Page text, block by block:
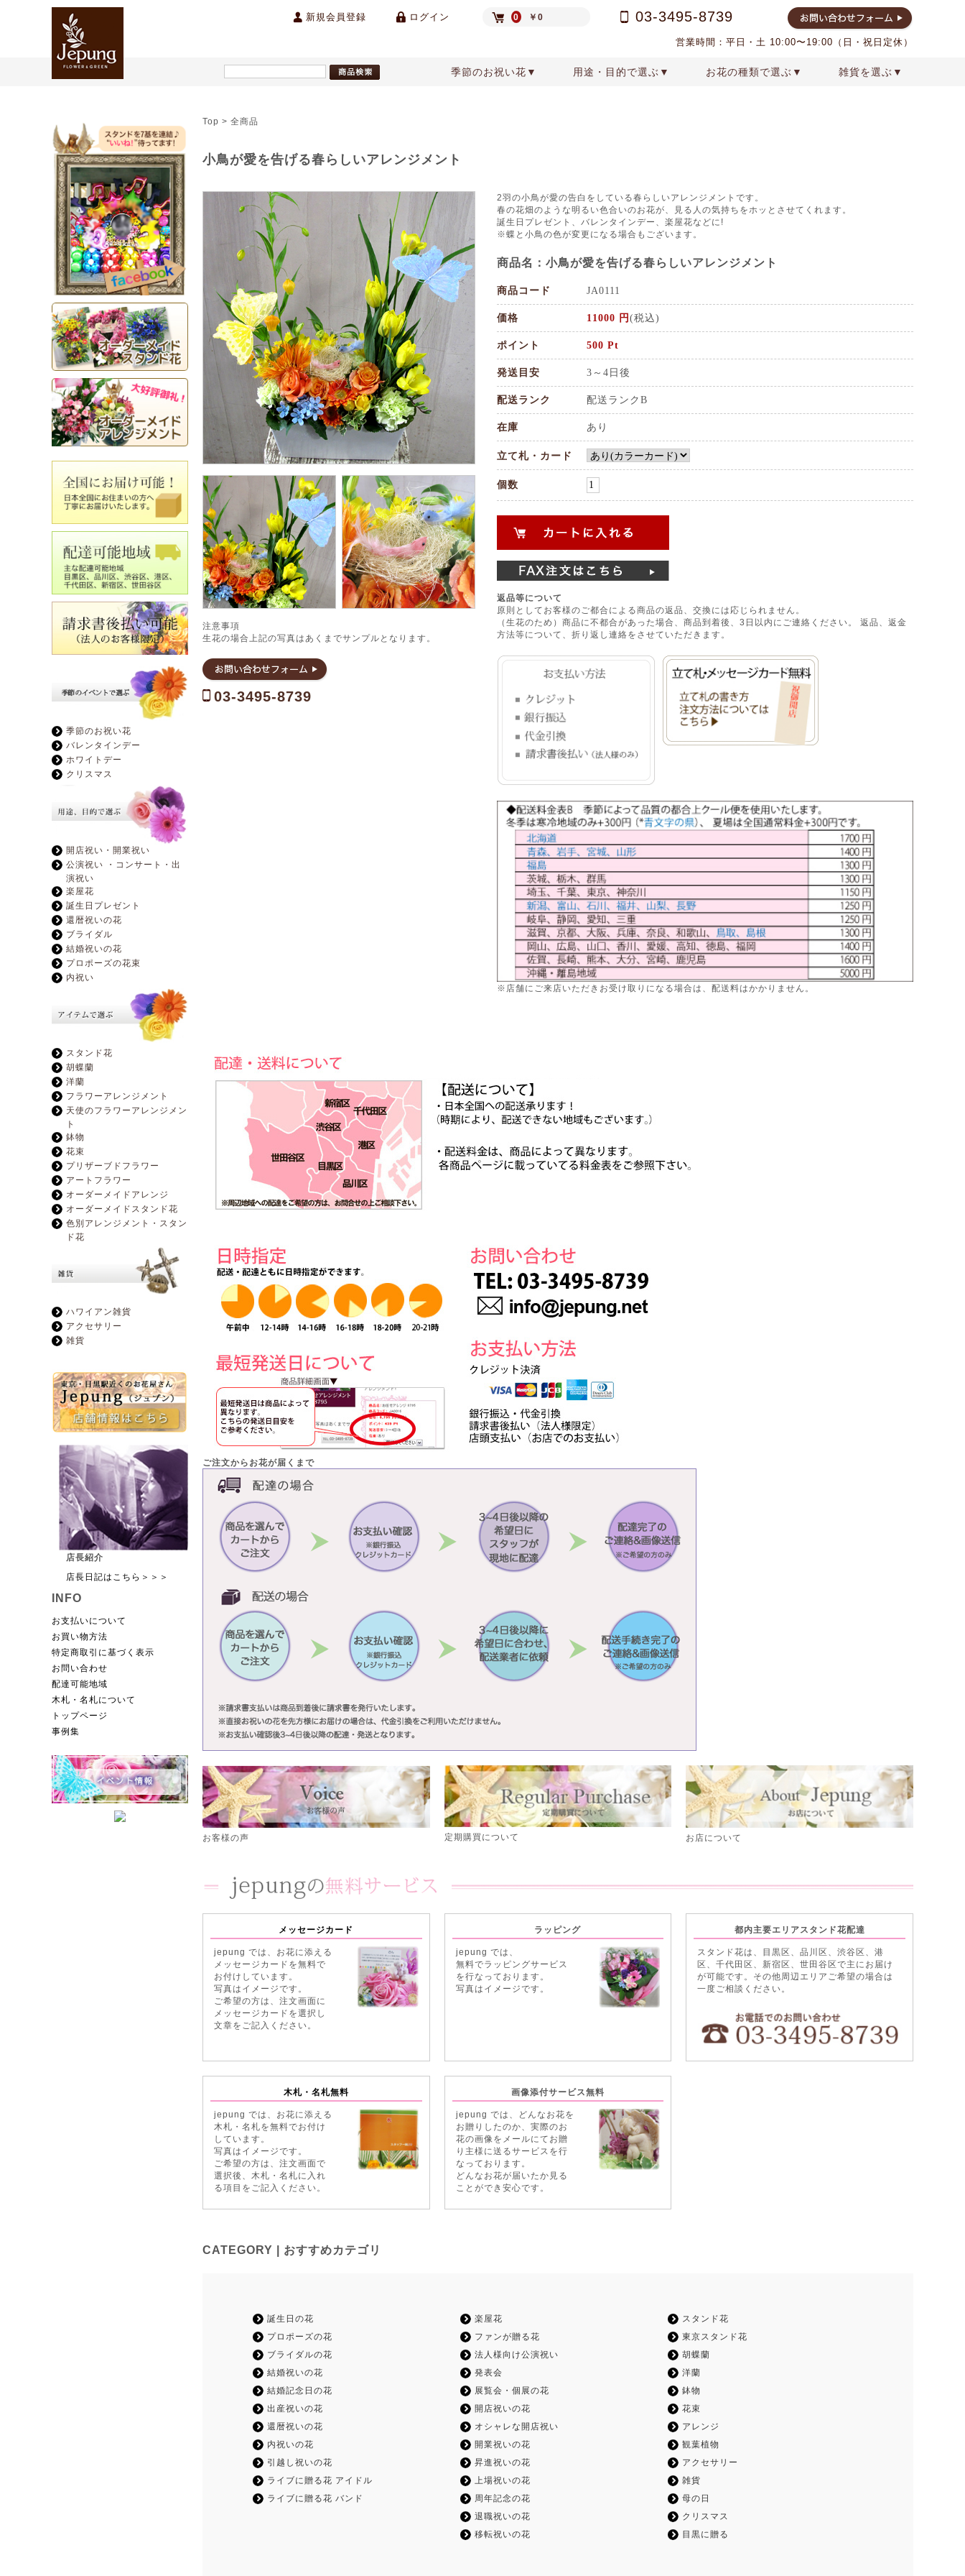
0 ￥0
新規会員登録 ログイン 03-3495-8739
営業時間：平日・土 10:00〜19:00（日・祝日定休）
季節のお祝い花▼ 用途・目的で選ぶ▼
内祝い
お花の種類で選ぶ▼
オーダーメイドアレンジ
オーダーメイドスタンド花
雑貨を選ぶ▼
季節のお祝い花
バレンタインデー
ホワイトデー
クリスマス
開店祝い・開業祝い
公演祝い ・コンサート・出
演祝い
楽屋花
誕生日プレゼント
還暦祝いの花
ブライダル
結婚祝いの花
プロポーズの花束
内祝い
スタンド花
胡蝶蘭
洋蘭
フラワーアレンジメント
天使のフラワーアレンジメン
ト
鉢物
花束
プリザーブドフラワー
アートフラワー
オーダーメイドアレンジ
オーダーメイドスタンド花
色別アレンジメント・スタン
ド花
ハワイアン雑貨
アクセサリー
雑貨
店長紹介
店長日記はこちら＞＞＞
INFO
お支払いについて
お買い物方法
特定商取引に基づく表示
お問い合わせ
配達可能地域
木札・名札について
トップページ
事例集
Top > 全商品
小鳥が愛を告げる春らしいアレンジメント
注意事項
生花の場合上記の写真はあくまでサンプルとなります。
03-3495-8739
2羽の小鳥が愛の告白をしている春らしいアレンジメントです。
春の花畑のような明るい色合いのお花が、見る人の気持ちをホッとさせてくれます。
誕生日プレゼント、バレンタインデー、楽屋花などに!
※蝶と小鳥の色が変更になる場合もございます。
商品名：小鳥が愛を告げる春らしいアレンジメント
商品コード JA0111
価格 11000 円 (税込)
ポイント 500 Pt
発送目安 3～4日後
配送ランク 配送ランクB
在庫 あり
立て札・カード
個数
返品等について
原則としてお客様のご都合による商品の返品、交換には応じられません。
（生花のため）商品に不都合があった場合、商品到着後、3日以内にご連絡ください。 返品、返金
方法等について、折り返し連絡をさせていただきます。
※店舗にご来店いただきお受け取りになる場合は、配送料はかかりません。
ご注文からお花が届くまで
お客様の声 定期購買について お店について
メッセージカード
jepung では、お花に添える
メッセージカードを無料で
お付けしています。
写真はイメージです。
ご希望の方は、注文画面に
メッセージカードを選択し
文章をご記入ください。
ラッピング
jepung では、
無料でラッピングサービス
を行なっております。
写真はイメージです。
都内主要エリアスタンド花配達
スタンド花は、目黒区、品川区、渋谷区、港
区、千代田区、新宿区、世田谷区で主にお届け
が可能です。その他周辺エリアご希望の場合は
一度ご相談ください。
木札・名札無料
jepung では、お花に添える
木札・名札を無料でお付け
しています。
写真はイメージです。
ご希望の方は、注文画面で
選択後、木札・名札に入れ
る項目をご記入ください。
画像添付サービス無料
jepung では、どんなお花を
お贈りしたのか、実際のお
花の画像をメールにてお贈
り主様に送るサービスを行
なっております。
どんなお花が届いたか見る
ことができ安心です。
CATEGORY | おすすめカテゴリ
誕生日の花
プロポーズの花
ブライダルの花
結婚祝いの花
結婚記念日の花
出産祝いの花
還暦祝いの花
内祝いの花
引越し祝いの花
ライブに贈る花 アイドル
ライブに贈る花 バンド
楽屋花
ファンが贈る花
法人様向け公演祝い
発表会
展覧会・個展の花
開店祝いの花
オシャレな開店祝い
開業祝いの花
昇進祝いの花
上場祝いの花
周年記念の花
退職祝いの花
移転祝いの花
スタンド花
東京スタンド花
胡蝶蘭
洋蘭
鉢物
花束
アレンジ
観葉植物
アクセサリー
雑貨
母の日
クリスマス
目黒に贈る